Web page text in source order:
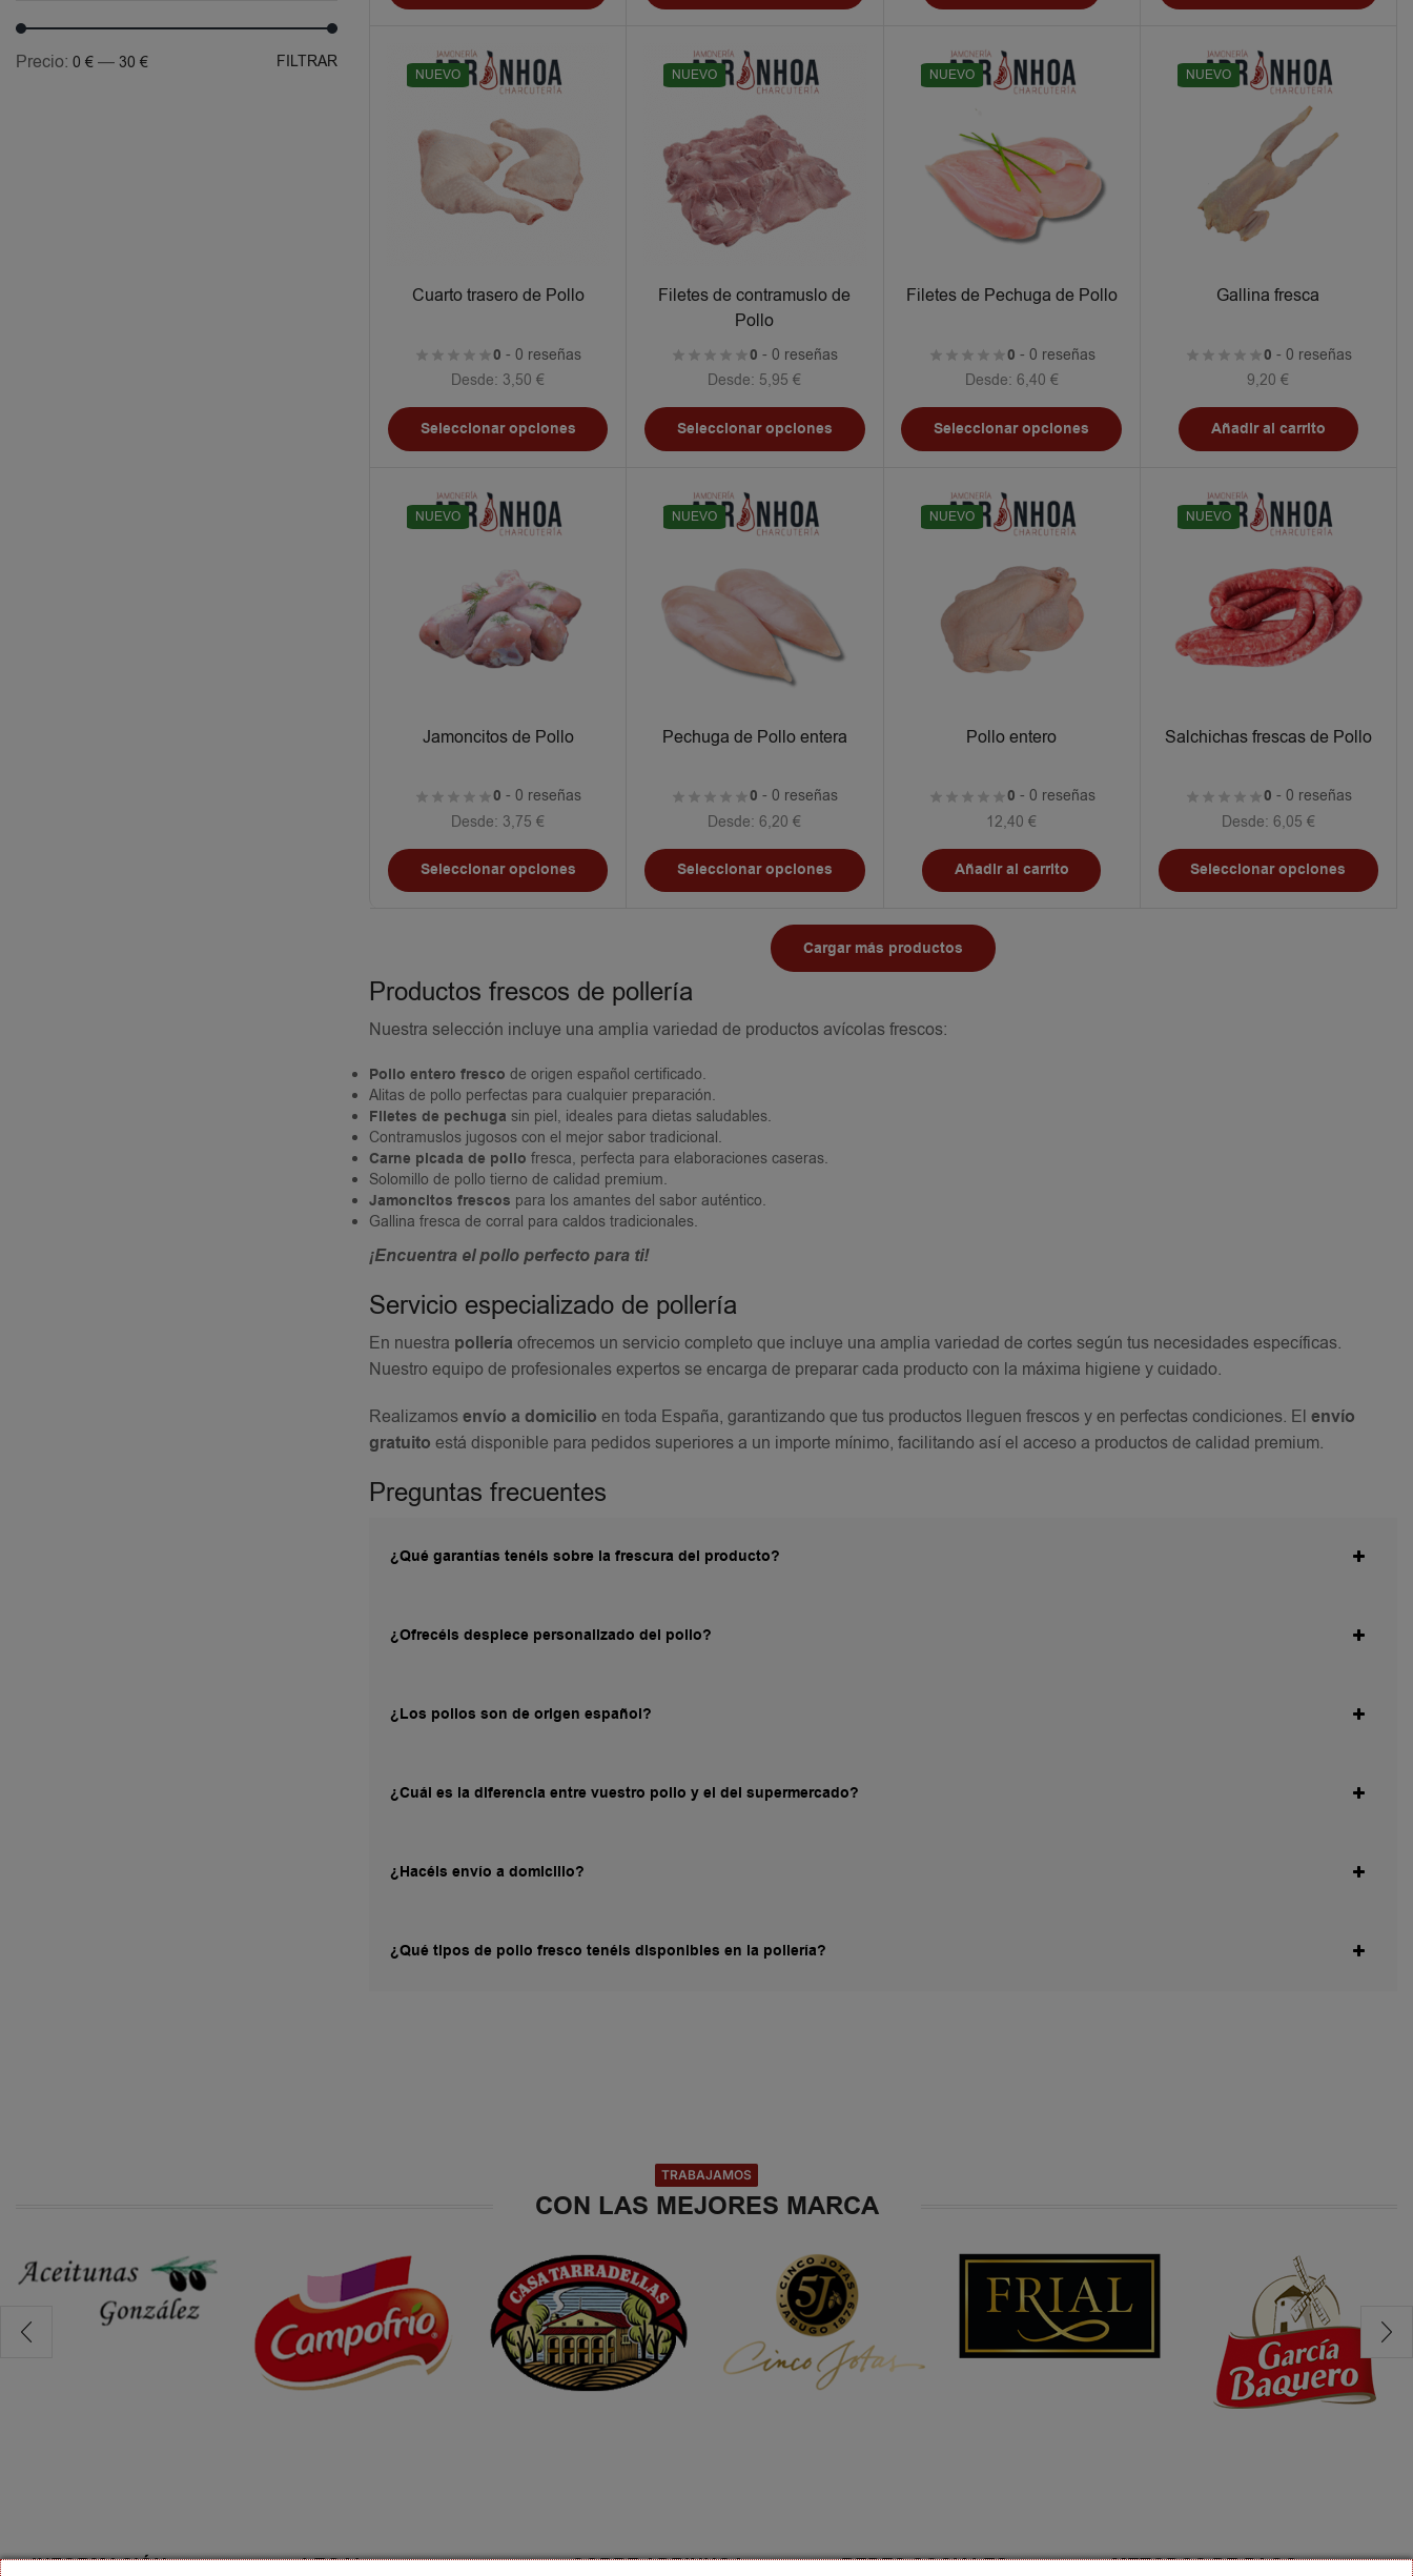
NUEVO
Cuarto trasero de Pollo
0 - 0 reseñas
Desde: 3,50€
Seleccionar opciones
NUEVO
Filetes de contramuslo de
Pollo
0 - 0 reseñas
Desde: 5,95€
Seleccionar opciones
NUEVO
Filetes de Pechuga de Pollo
0 - 0 reseñas
Desde: 6,40 €
Seleccionar opciones
NUEVO
Gallina fresca
0 - 0 reseñas
9,20€
Añadir al carrito
NUEVO
Jamoncitos de Pollo
0 - 0 reseñas
Desde: 3,75€
Seleccionar opciones
NUEVO
Pechuga de Pollo entera
0 - 0 reseñas
Desde:6,20€
Seleccionar opciones
NUEVO
Pollo entero
0 - 0 reseñas
12,40€
Añadir al carrito
NUEVO
Salchichas frescas de Pollo
0 - 0 reseñas
Desde: 6,05 €
Seleccionar opciones
Cargar más productos
Productos frescos de pollería
Nuestra selección incluye una amplia variedad de productos avícolas frescos:
Pollo entero fresco de origen español certificado.
Alitas de pollo perfectas para cualquier preparación.
Filetes de pechuga sin piel, ideales para dietas saludables.
Contramuslos jugosos con el mejor sabor tradicional.
Carne picada de pollo fresca, perfecta para elaboraciones caseras.
Solomillo de pollo tierno de calidad premium.
Jamoncitos frescos para los amantes del sabor auténtico.
Gallina fresca de corral para caldos tradicionales.
¡Encuentra el pollo perfecto para ti!
Servicio especializado de pollería
En nuestra pollería ofrecemos un servicio completo que incluye una amplia variedad de cortes según tus necesidades específicas.
Nuestro equipo de profesionales expertos se encarga de preparar cada producto con la máxima higiene y cuidado.
Realizamosenvío a domicilio en toda España, garantizando que tus productos lleguen frescos y en perfectas condiciones. El envío
gratuito está disponible para pedidos superiores a un importe mínimo, facilitando así el acceso a productos de calidad premium.
Preguntas frecuentes
¿Qué garantías tenéis sobre la frescura del producto?
¿Ofrecéis despiece personalizado del pollo?
¿Los pollos son de origen español?
¿Cuál es la diferencia entre vuestro pollo y el del supermercado?
¿Hacéis envío a domicilio?
¿Qué tipos de pollo fresco tenéis disponibles en la pollería?
FILTRAR
Precio: 0 € — 30 €
TRABAJAMOS
CON LAS MEJORES MARCA
INFORMACIÓN LEGAL SOBRE ADRINHOA REDES SOCIALES METODOS DE PAGO